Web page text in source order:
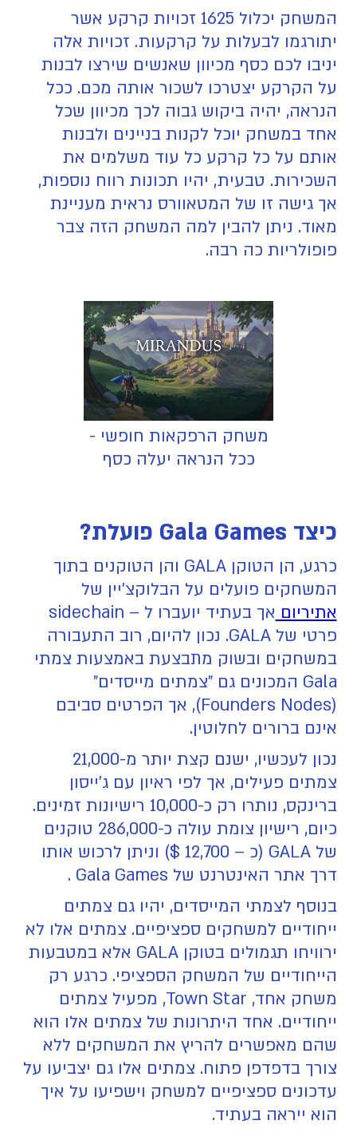
המשחק יכלול 1625 זכויות קרקע אשר
יתורגמו לבעלות על קרקעות. זכויות אלה
יניבו לכם כסף מכיוון שאנשים שירצו לבנות
על הקרקע יצטרכו לשכור אותה מכם. ככל
הנראה, יהיה ביקוש גבוה לכך מכיוון שכל
אחד במשחק יוכל לקנות בניינים ולבנות
אותם על כל קרקע כל עוד משלמים את
השכירות. טבעית, יהיו תכונות רווח נוספות,
אך גישה זו של המטאוורס נראית מעניינת
מאוד. ניתן להבין למה המשחק הזה צבר
פופולריות כה רבה.
משחק הרפקאות חופשי -
ככל הנראה יעלה כסף
כיצד Gala Games פועלת?
כרגע, הן הטוקן GALA והן הטוקנים בתוך
המשחקים פועלים על הבלוקצ'יין של
אתיריום
אך בעתיד יועברו ל – sidechain
פרטי של GALA. נכון להיום, רוב התעבורה
במשחקים ובשוק מתבצעת באמצעות צמתי
Gala המכונים גם "צמתים מייסדים"
(Founders Nodes), אך הפרטים סביבם
אינם ברורים לחלוטין.
נכון לעכשיו, ישנם קצת יותר מ-21,000
צמתים פעילים, אך לפי ראיון עם ג'ייסון
ברינקס, נותרו רק כ-10,000 רישיונות זמינים.
כיום, רישיון צומת עולה כ-286,000 טוקנים
של GALA (כ – 12,700 $) וניתן לרכוש אותו
דרך אתר האינטרנט של Gala Games .
בנוסף לצמתי המייסדים, יהיו גם צמתים
ייחודיים למשחקים ספציפיים. צמתים אלו לא
ירוויחו תגמולים בטוקן GALA אלא במטבעות
הייחודיים של המשחק הספציפי. כרגע רק
משחק אחד, Town Star, מפעיל צמתים
ייחודיים. אחד היתרונות של צמתים אלו הוא
שהם מאפשרים להריץ את המשחקים ללא
צורך בדפדפן פתוח. צמתים אלו גם יצביעו על
עדכונים ספציפיים למשחק וישפיעו על איך
הוא ייראה בעתיד.